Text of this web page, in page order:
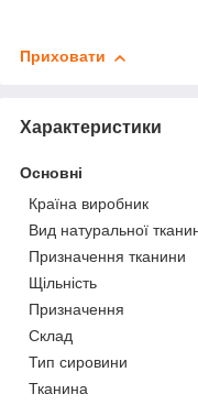
Приховати
Характеристики
Основні
Країна виробник
Вид натуральної
Призначення тканини
Щільність
Призначення
Склад
Тип сировини
Тканина